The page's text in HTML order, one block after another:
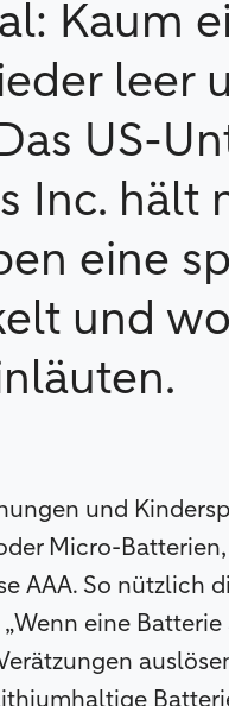
Kaum
leer
US-
Inc. hält
eine
und
und
Micro-Batterien,
AAA. So nützlich
eine